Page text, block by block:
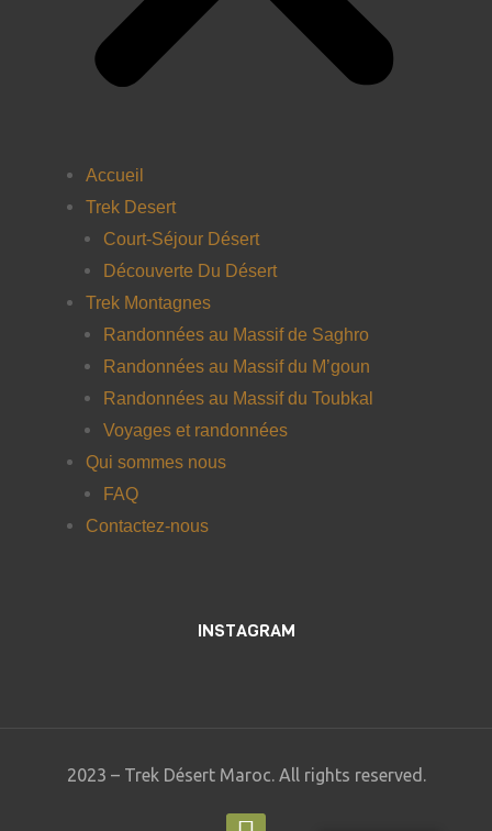
Accueil
Trek Desert
Court-Séjour Désert
Découverte Du Désert
Trek Montagnes
Randonnées au Massif de Saghro
Randonnées au Massif du M’goun
Randonnées au Massif du Toubkal
Voyages et randonnées
Qui sommes nous
FAQ
Contactez-nous
INSTAGRAM
2023 – Trek Désert Maroc. All rights reserved.